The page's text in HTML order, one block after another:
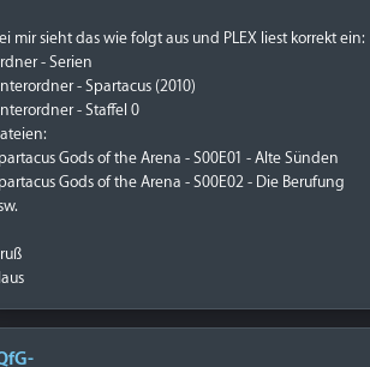
mir sieht das wie folgt aus und PLEX liest korrekt ein:
- Serien
- Spartacus (2010)
- Staffel 0
Gods of the Arena - S00E01 - Alte Sünden
Gods of the Arena - S00E02 - Die Berufung